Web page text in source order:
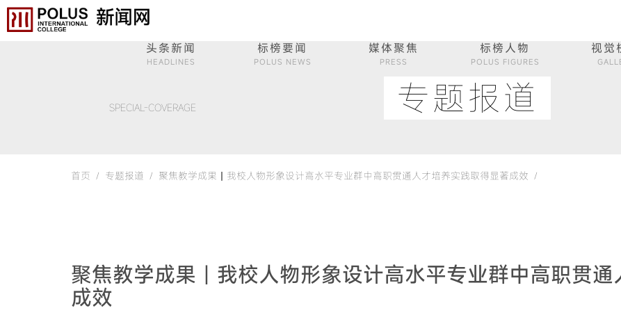
头条新闻
HEADLINES
标榜要闻
POLUS NEWS
媒体聚焦
PRESS
标榜人物
POLUS FIGURES
视觉
SPECIAL-COVERAGE 专题报道
首页 / 专题报道 / 聚焦教学成果丨我校人物形象设计高水平专业群中高职贯通人才培养实践取得显著成效 /
聚焦教学成果丨我校人物形象设计高水平专业群中高职贯
成效